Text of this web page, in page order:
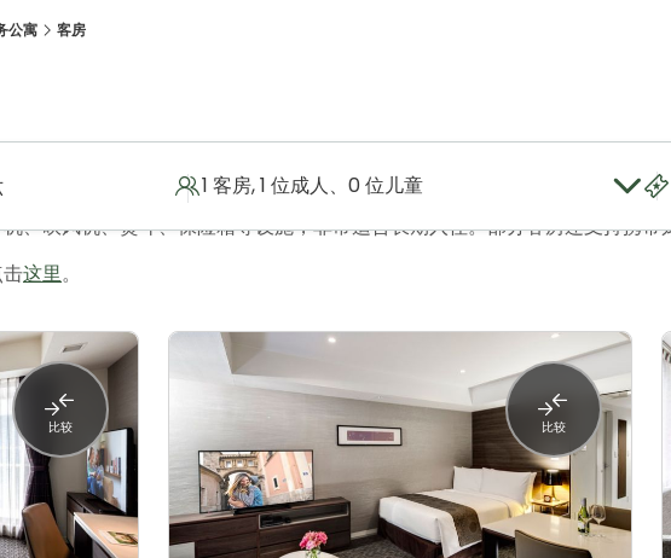
1 客房, 1 位成人、0 位儿童
公寓 客房
全的家具和寝具，并提供免费无线网络，让您尽享舒适入住体验。我们提
、吹风机、熨斗、保险箱等设施，非常适合长期入住。部分客房还支持携
这里。
比较 比较